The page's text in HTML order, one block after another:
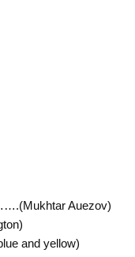
Auezov)
and yellow)